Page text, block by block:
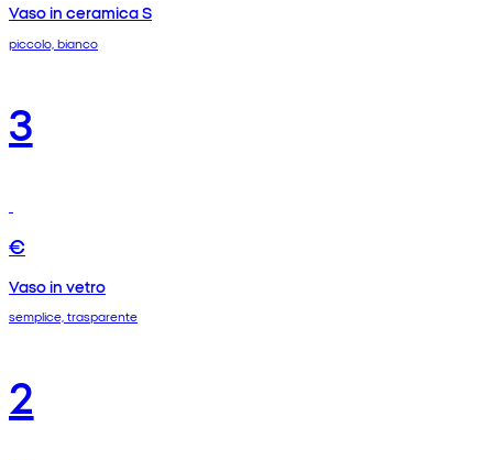
Vaso in ceramica S
piccolo, bianco
3
€
Vaso in vetro
semplice, trasparente
2